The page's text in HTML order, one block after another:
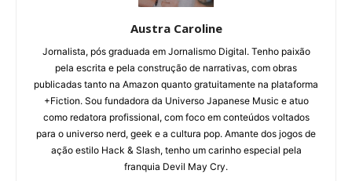
Austra Caroline
Jornalista, pós graduada em Jornalismo Digital. Tenho paixão
pela escrita e pela construção de narrativas, com obras
publicadas tanto na Amazon quanto gratuitamente na plataforma
+Fiction. Sou fundadora da Universo Japanese Music e atuo
como redatora profissional, com foco em conteúdos voltados
para o universo nerd, geek e a cultura pop. Amante dos jogos de
ação estilo Hack & Slash, tenho um carinho especial pela
franquia Devil May Cry.